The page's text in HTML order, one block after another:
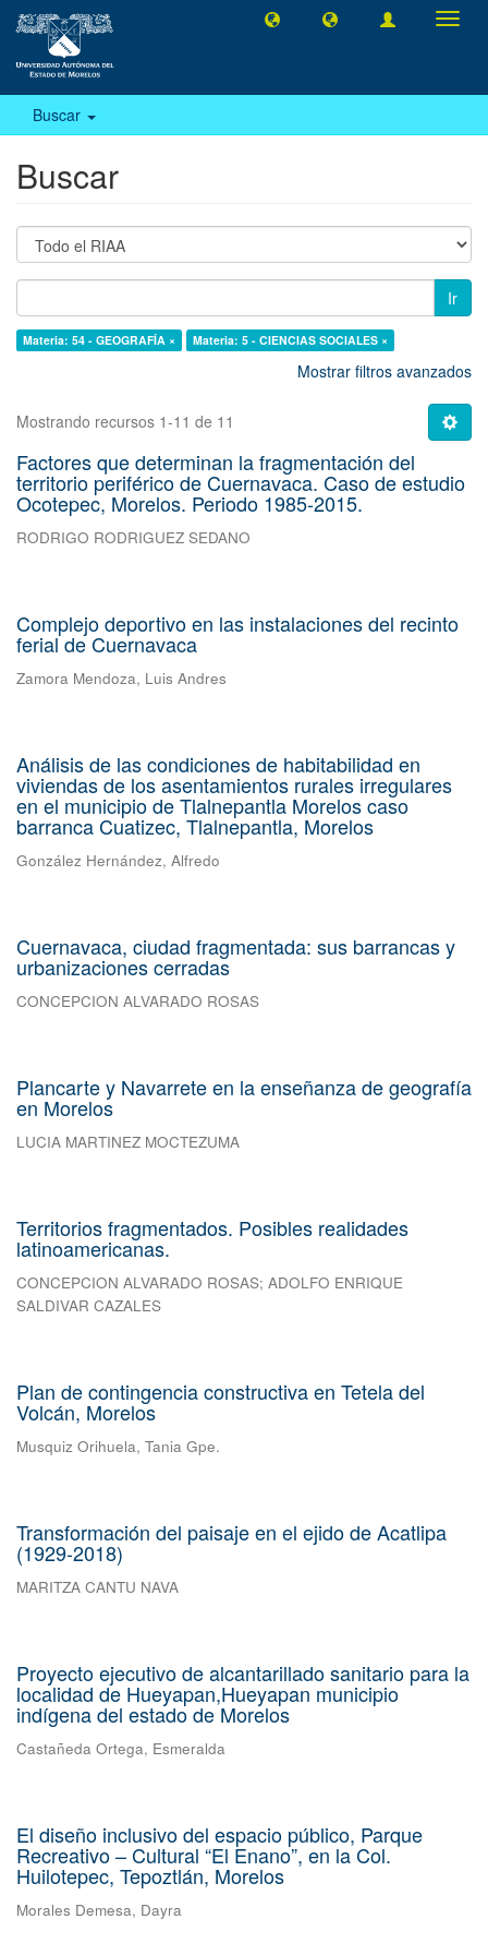
Buscar
Buscar
Ir
Materia: 54 - GEOGRAFÍA × Materia: 5 - CIENCIAS SOCIALES ×
Mostrar filtros avanzados
Mostrando recursos 1-11 de 11
Factores que determinan la fragmentación del
territorio periférico de Cuernavaca. Caso de estudio
Ocotepec, Morelos. Periodo 1985-2015.
RODRIGO RODRIGUEZ SEDANO
Complejo deportivo en las instalaciones del recinto
ferial de Cuernavaca
Zamora Mendoza, Luis Andres
Análisis de las condiciones de habitabilidad en
viviendas de los asentamientos rurales irregulares
en el municipio de Tlalnepantla Morelos caso
barranca Cuatizec, Tlalnepantla, Morelos
González Hernández, Alfredo
Cuernavaca, ciudad fragmentada: sus barrancas y
urbanizaciones cerradas
CONCEPCION ALVARADO ROSAS
Plancarte y Navarrete en la enseñanza de geografía
en Morelos
LUCIA MARTINEZ MOCTEZUMA
Territorios fragmentados. Posibles realidades
latinoamericanas.
CONCEPCION ALVARADO ROSAS; ADOLFO ENRIQUE
SALDIVAR CAZALES
Plan de contingencia constructiva en Tetela del
Volcán, Morelos
Musquiz Orihuela, Tania Gpe.
Transformación del paisaje en el ejido de Acatlipa
(1929-2018)
MARITZA CANTU NAVA
Proyecto ejecutivo de alcantarillado sanitario para la
localidad de Hueyapan,Hueyapan municipio
indígena del estado de Morelos
Castañeda Ortega, Esmeralda
El diseño inclusivo del espacio público, Parque
Recreativo – Cultural “El Enano”, en la Col.
Huilotepec, Tepoztlán, Morelos
Morales Demesa, Dayra